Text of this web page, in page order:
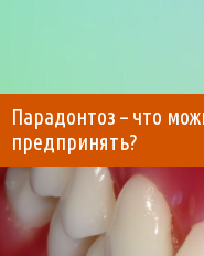
Парадонтоз – что
предпринять?